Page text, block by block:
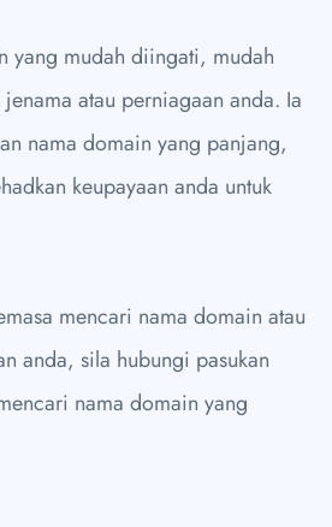
yang mudah diingati, mudah
atau perniagaan anda. Ia
nama domain yang panjang,
keupayaan anda untuk
mencari nama domain atau
anda, sila hubungi pasukan
nama domain yang